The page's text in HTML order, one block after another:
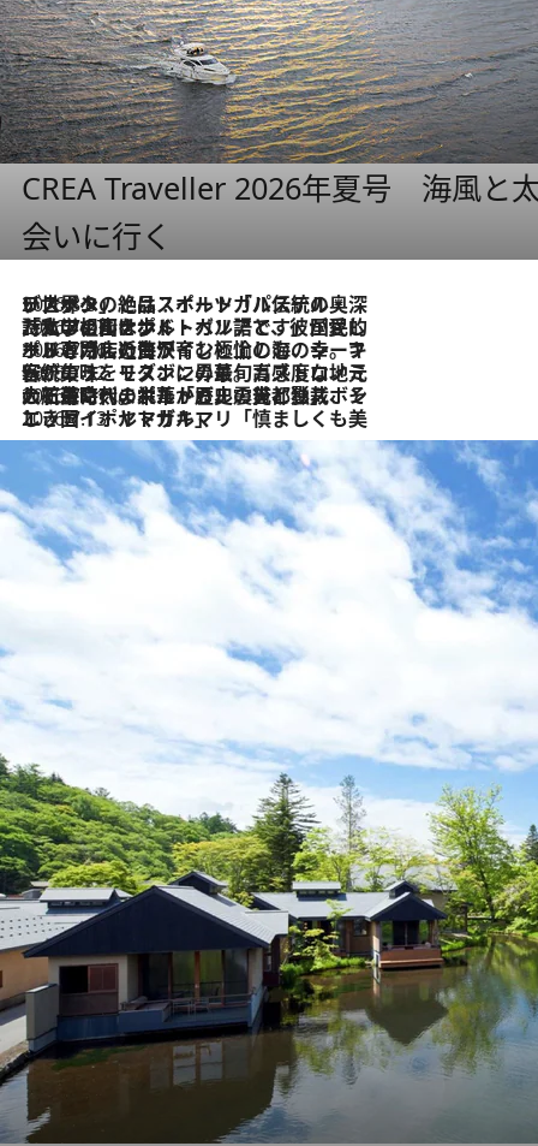
CREA Traveller 2026年夏号 海風と
会いに行く
2026.8.8
リスボンの絶品スイーツ「パステル・デ・ナタ」とは？ポルトガル伝統の奥深い世界へ
2026.7.27
「私の祖国はポルトガル語です」国民的詩人フェルナンド・ペソアと、彼が愛した文学の街を歩く
2026.7.26
ポルトガル近海が育む極上の海の幸。キリリと冷えた白ワインと愉しむ、シーフード専門店の贅沢
2026.7.22
伝統の味をモダンに昇華。高感度な地元客が集う、リスボンの最旬ガストロノミー
2026.7.21
大航海時代の栄華から、震災、独裁、そして革命へ。ポルトガル・首都リスボンの石畳に刻まれた「歴史の光と影」
2026.7.13
エッセイ・ヤマザキマリ「慎ましくも美しき国 ポルトガル」